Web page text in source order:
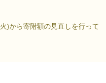
)から寄附額の見直しを行って